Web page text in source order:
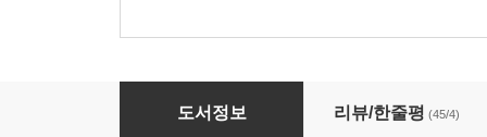
도서정보 리뷰/한줄평 (45/4)